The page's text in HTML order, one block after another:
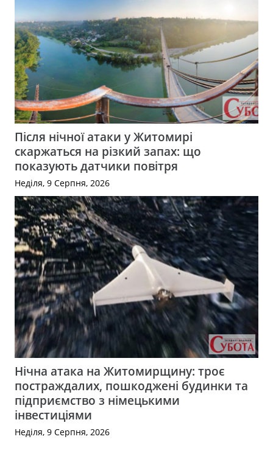
Після нічної атаки у Житомирі
скаржаться на різкий запах: що
показують датчики повітря
Неділя, 9 Серпня, 2026
Нічна атака на Житомирщину: троє
постраждалих, пошкоджені будинки та
підприємство з німецькими
інвестиціями
Неділя, 9 Серпня, 2026